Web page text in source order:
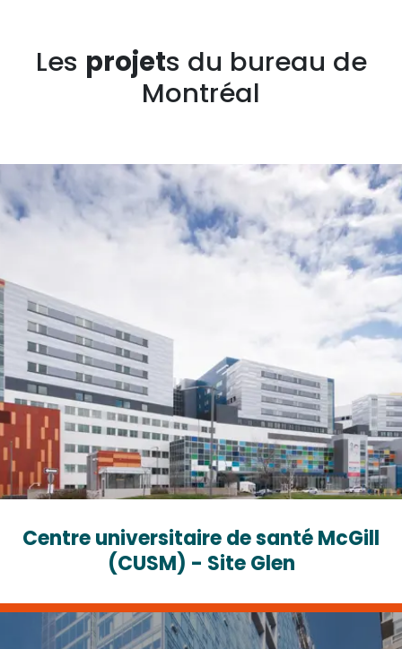
Les projets du bureau de
Montréal
Centre universitaire de santé McGill
(CUSM) - Site Glen